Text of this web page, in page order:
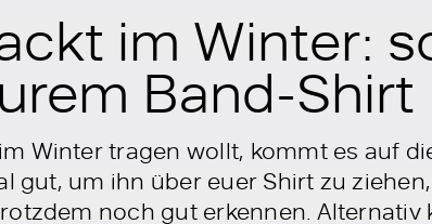
im Winter:
Band-Shirt
Winter tragen wollt, kommt es auf
gut, um ihn über euer Shirt zu
noch gut erkennen. Alternativ